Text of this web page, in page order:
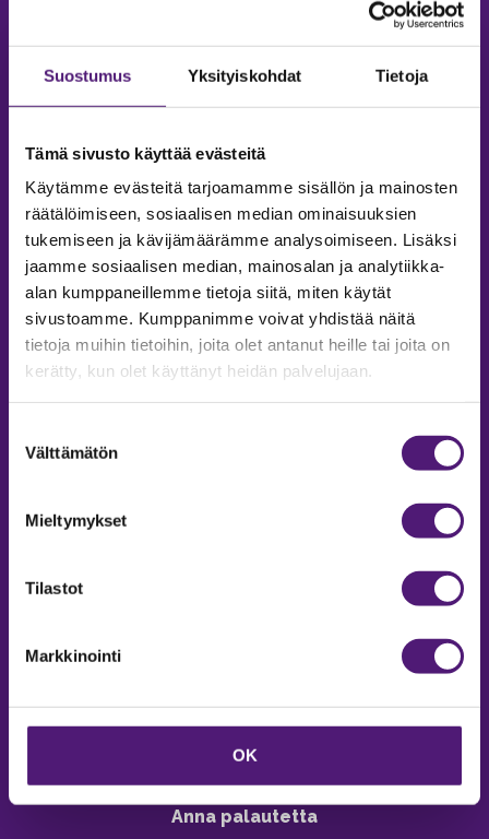
Suostumus Yksityiskohdat Tietoja
Tämä sivusto käyttää evästeitä
Käytämme evästeitä tarjoamamme sisällön ja mainosten
räätälöimiseen, sosiaalisen median ominaisuuksien
tukemiseen ja kävijämäärämme analysoimiseen. Lisäksi
jaamme sosiaalisen median, mainosalan ja analytiikka-
alan kumppaneillemme tietoja siitä, miten käytät
sivustoamme. Kumppanimme voivat yhdistää näitä
tietoja muihin tietoihin, joita olet antanut heille tai joita on
kerätty, kun olet käyttänyt heidän palvelujaan.
valinta
Välttämätön
Mieltymykset
Tilastot
Markkinointi
OK
MAJOITUS
Tiedustelut & Varaukset
Vastuullisuus
Ympäristöohjelma
Avoimet työpaikat
Anna palautetta